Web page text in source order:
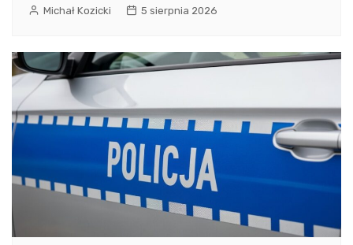
Michał Kozicki 5 sierpnia 2026